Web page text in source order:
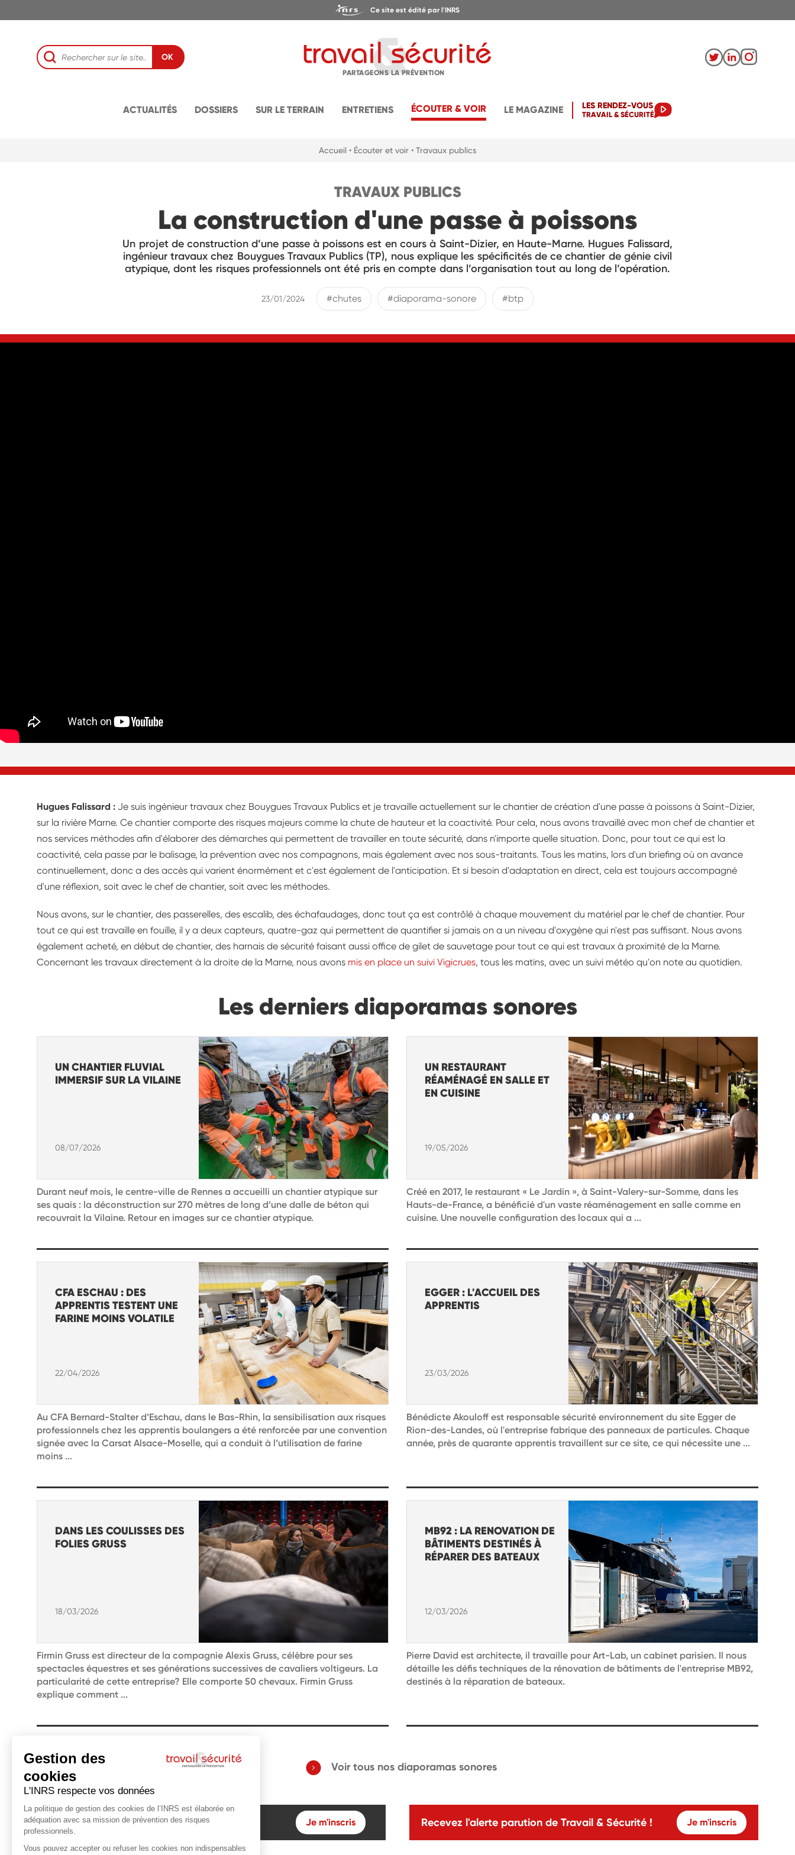
Ce site est édité par l'INRS
OK
PARTAGEONS LA PRÉVENTION
ACTUALITÉS DOSSIERS SUR LE TERRAIN ENTRETIENS ÉCOUTER & VOIR LE MAGAZINE LES RENDEZ-VOUS
TRAVAIL & SÉCURITÉ
Accueil • Écouter et voir • Travaux publics
TRAVAUX PUBLICS
La construction d'une passe à poissons
Un projet de construction d’une passe à poissons est en cours à Saint-Dizier, en Haute-Marne. Hugues Falissard,
ingénieur travaux chez Bouygues Travaux Publics (TP), nous explique les spécificités de ce chantier de génie civil
atypique, dont les risques professionnels ont été pris en compte dans l’organisation tout au long de l’opération.
23/01/2024 #chutes #diaporama-sonore #btp
Hugues Falissard : Je suis ingénieur travaux chez Bouygues Travaux Publics et je travaille actuellement sur le chantier de création d'une passe à poissons à Saint-Dizier,
sur la rivière Marne. Ce chantier comporte des risques majeurs comme la chute de hauteur et la coactivité. Pour cela, nous avons travaillé avec mon chef de chantier et
nos services méthodes afin d'élaborer des démarches qui permettent de travailler en toute sécurité, dans n'importe quelle situation. Donc, pour tout ce qui est la
coactivité, cela passe par le balisage, la prévention avec nos compagnons, mais également avec nos sous-traitants. Tous les matins, lors d'un briefing où on avance
continuellement, donc a des accès qui varient énormément et c'est également de l'anticipation. Et si besoin d'adaptation en direct, cela est toujours accompagné
d'une réflexion, soit avec le chef de chantier, soit avec les méthodes.
Nous avons, sur le chantier, des passerelles, des escalib, des échafaudages, donc tout ça est contrôlé à chaque mouvement du matériel par le chef de chantier. Pour
tout ce qui est travaille en fouille, il y a deux capteurs, quatre-gaz qui permettent de quantifier si jamais on a un niveau d'oxygène qui n'est pas suffisant. Nous avons
également acheté, en début de chantier, des harnais de sécurité faisant aussi office de gilet de sauvetage pour tout ce qui est travaux à proximité de la Marne.
Concernant les travaux directement à la droite de la Marne, nous avons mis en place un suivi Vigicrues, tous les matins, avec un suivi météo qu'on note au quotidien.
Les derniers diaporamas sonores
UN CHANTIER FLUVIAL
IMMERSIF SUR LA VILAINE
08/07/2026
Durant neuf mois, le centre-ville de Rennes a accueilli un chantier atypique sur
ses quais : la déconstruction sur 270 mètres de long d’une dalle de béton qui
recouvrait la Vilaine. Retour en images sur ce chantier atypique.
UN RESTAURANT
RÉAMÉNAGÉ EN SALLE ET
EN CUISINE
19/05/2026
Créé en 2017, le restaurant « Le Jardin », à Saint-Valery-sur-Somme, dans les
Hauts-de-France, a bénéficié d'un vaste réaménagement en salle comme en
cuisine. Une nouvelle configuration des locaux qui a ...
CFA ESCHAU : DES
APPRENTIS TESTENT UNE
FARINE MOINS VOLATILE
22/04/2026
Au CFA Bernard-Stalter d’Eschau, dans le Bas-Rhin, la sensibilisation aux risques
professionnels chez les apprentis boulangers a été renforcée par une convention
signée avec la Carsat Alsace-Moselle, qui a conduit à l’utilisation de farine
moins ...
EGGER : L'ACCUEIL DES
APPRENTIS
23/03/2026
Bénédicte Akouloff est responsable sécurité environnement du site Egger de
Rion-des-Landes, où l'entreprise fabrique des panneaux de particules. Chaque
année, près de quarante apprentis travaillent sur ce site, ce qui nécessite une ...
DANS LES COULISSES DES
FOLIES GRUSS
18/03/2026
Firmin Gruss est directeur de la compagnie Alexis Gruss, célèbre pour ses
spectacles équestres et ses générations successives de cavaliers voltigeurs. La
particularité de cette entreprise? Elle comporte 50 chevaux. Firmin Gruss
explique comment ...
MB92 : LA RENOVATION DE
BÂTIMENTS DESTINÉS À
RÉPARER DES BATEAUX
12/03/2026
Pierre David est architecte, il travaille pour Art-Lab, un cabinet parisien. Il nous
détaille les défis techniques de la rénovation de bâtiments de l'entreprise MB92,
destinés à la réparation de bateaux.
Voir tous nos diaporamas sonores
Abonnez-vous à la newsletter de l'INRS ! Je m'inscris Recevez l'alerte parution de Travail & Sécurité ! Je m'inscris